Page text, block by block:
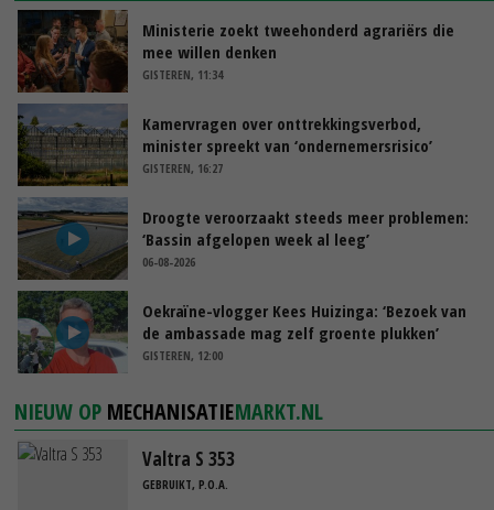
Ministerie zoekt tweehonderd agrariërs die
mee willen denken
GISTEREN, 11:34
Kamervragen over onttrekkingsverbod,
minister spreekt van ‘ondernemersrisico’
GISTEREN, 16:27
Droogte veroorzaakt steeds meer problemen:
‘Bassin afgelopen week al leeg’
06-08-2026
Oekraïne-vlogger Kees Huizinga: ‘Bezoek van
de ambassade mag zelf groente plukken’
GISTEREN, 12:00
NIEUW OP MECHANISATIEMARKT.NL
Valtra S 353
GEBRUIKT, P.O.A.